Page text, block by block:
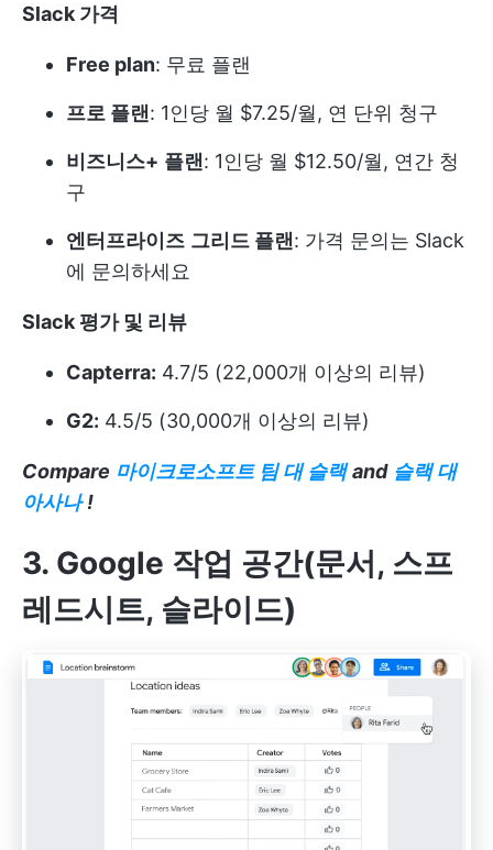
Slack 가격
Free plan: 무료 플랜
프로 플랜: 1인당 월 $7.25/월, 연 단위 청구
비즈니스+ 플랜: 1인당 월 $12.50/월, 연간 청
구
엔터프라이즈 그리드 플랜: 가격 문의는 Slack
에 문의하세요
Slack 평가 및 리뷰
Capterra: 4.7/5 (22,000개 이상의 리뷰)
G2: 4.5/5 (30,000개 이상의 리뷰)
Compare 마이크로소프트 팀 대 슬랙 and 슬랙 대
아사나 !
3. Google 작업 공간(문서, 스프
레드시트, 슬라이드)